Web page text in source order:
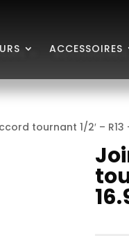
ACCESSOIRES
tournant 1/2′ – R13